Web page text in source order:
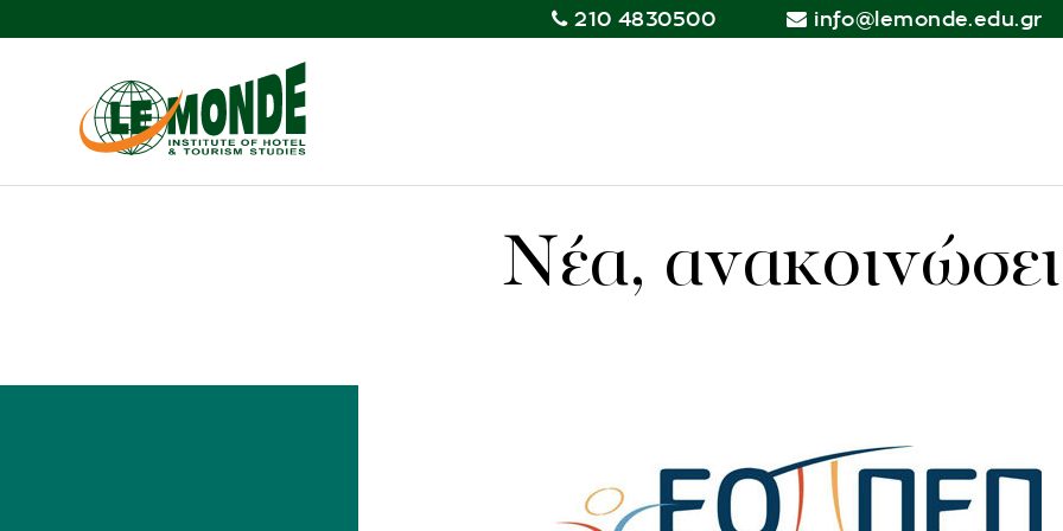
210 4830500 info@lemonde.edu.gr
Νέα,